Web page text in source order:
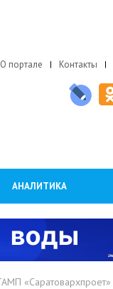
О портале Контакты
АНАЛИТИКА
«Саратовархпроет»